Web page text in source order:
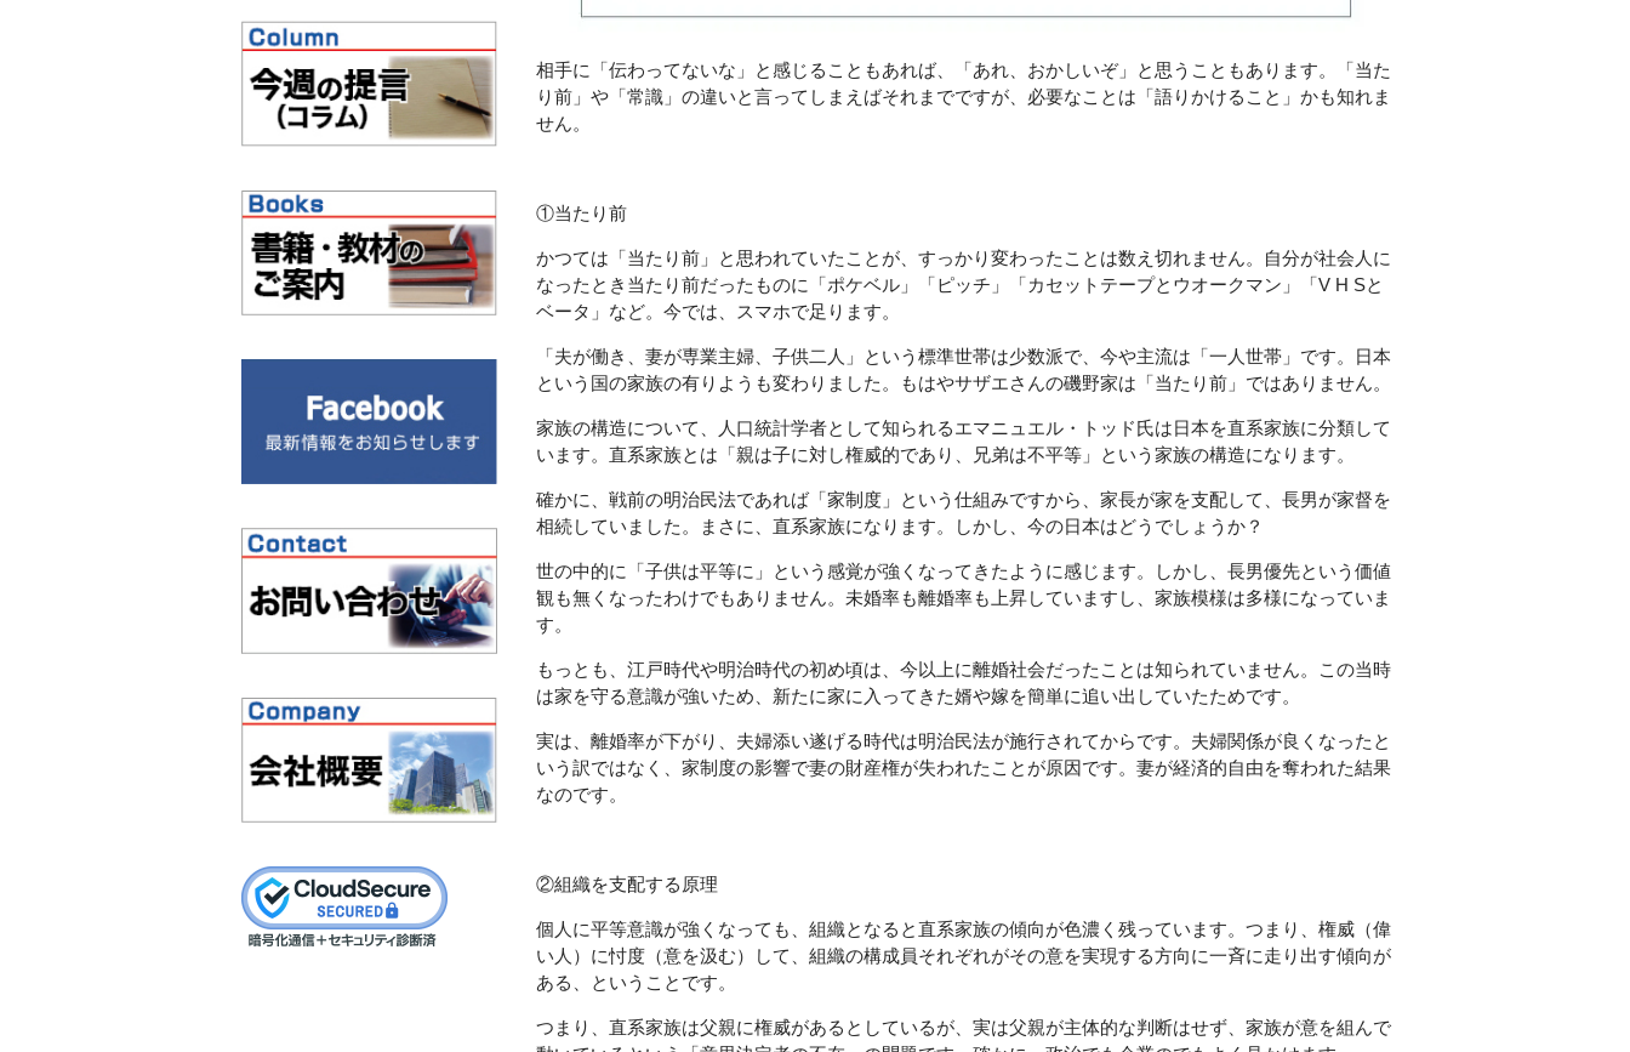
相手に「伝わってないな」と感じることもあれば、「あれ、おかしいぞ」と思うこともあります。「当た
り前」や「常識」の違いと言ってしまえばそれまでですが、必要なことは「語りかけること」かも知れま
せん。
①当たり前
かつては「当たり前」と思われていたことが、すっかり変わったことは数え切れません。自分が社会人に
なったとき当たり前だったものに「ポケベル」「ピッチ」「カセットテープとウオークマン」「V H Sと
ベータ」など。今では、スマホで足ります。
「夫が働き、妻が専業主婦、子供二人」という標準世帯は少数派で、今や主流は「一人世帯」です。日本
という国の家族の有りようも変わりました。もはやサザエさんの磯野家は「当たり前」ではありません。
家族の構造について、人口統計学者として知られるエマニュエル・トッド氏は日本を直系家族に分類して
います。直系家族とは「親は子に対し権威的であり、兄弟は不平等」という家族の構造になります。
確かに、戦前の明治民法であれば「家制度」という仕組みですから、家長が家を支配して、長男が家督を
相続していました。まさに、直系家族になります。しかし、今の日本はどうでしょうか？
世の中的に「子供は平等に」という感覚が強くなってきたように感じます。しかし、長男優先という価値
観も無くなったわけでもありません。未婚率も離婚率も上昇していますし、家族模様は多様になっていま
す。
もっとも、江戸時代や明治時代の初め頃は、今以上に離婚社会だったことは知られていません。この当時
は家を守る意識が強いため、新たに家に入ってきた婿や嫁を簡単に追い出していたためです。
実は、離婚率が下がり、夫婦添い遂げる時代は明治民法が施行されてからです。夫婦関係が良くなったと
いう訳ではなく、家制度の影響で妻の財産権が失われたことが原因です。妻が経済的自由を奪われた結果
なのです。
②組織を支配する原理
個人に平等意識が強くなっても、組織となると直系家族の傾向が色濃く残っています。つまり、権威（偉
い人）に忖度（意を汲む）して、組織の構成員それぞれがその意を実現する方向に一斉に走り出す傾向が
ある、ということです。
つまり、直系家族は父親に権威があるとしているが、実は父親が主体的な判断はせず、家族が意を組んで